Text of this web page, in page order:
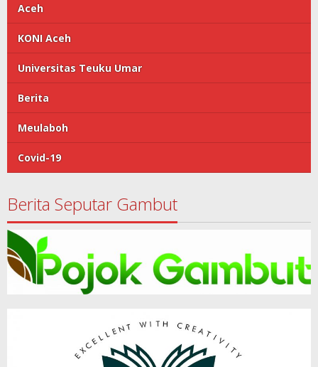
Aceh
KONI Aceh
Universitas Teuku Umar
Berita
Meulaboh
Covid-19
Berita Seputar Gambut